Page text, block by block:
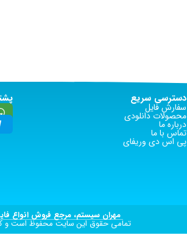
دسترسی سریع
سفارش فایل
محصولات دانلودی
درباره ما
تماس با ما
پی اس دی وریفای
مهران سیستم، مرجع فروش انواع
تمامی حقوق این سایت محفوظ است و